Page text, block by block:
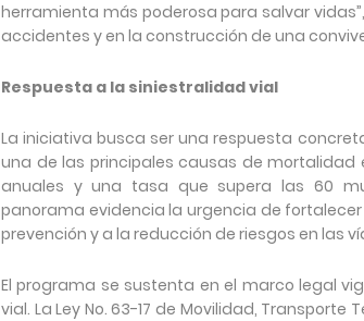
herramienta más poderosa para salvar
accidentes y en la construcción de una
Respuesta a la siniestralidad vial
La iniciativa busca ser una respuesta
una de las principales causas de mortalidad
anuales y una tasa que supera las 60
panorama evidencia la urgencia de
prevención y a la reducción de riesgos en las
El programa se sustenta en el marco legal
vial. La Ley No. 63-17 de Movilidad,